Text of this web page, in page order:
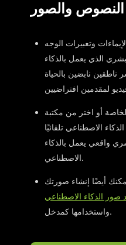
النصوص والصور
وتعبيرات الوجه
الذي يعمل بالذكاء
نابضين بالحياة
أو اختر من مكتبة
الاصطناعي تلقائيًا
واقعي يعمل بالذكاء
الاصطناعي.
أيضًا إنشاء صورتك
صور الذكاء الاصطناعي
واستخدامها كمدخل.